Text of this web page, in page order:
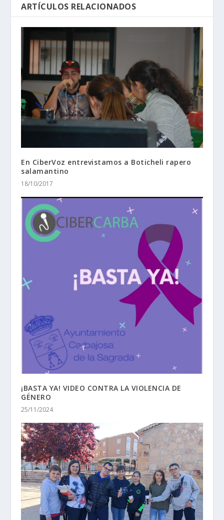
ARTÍCULOS RELACIONADOS
En CiberVoz entrevistamos a Boticheli rapero
salamantino
18/10/2017
¡BASTA YA! VIDEO CONTRA LA VIOLENCIA DE
GÉNERO
25/11/2024